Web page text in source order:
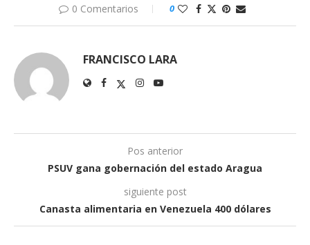
0 Comentarios 0
FRANCISCO LARA
Pos anterior
PSUV gana gobernación del estado Aragua
siguiente post
Canasta alimentaria en Venezuela 400 dólares